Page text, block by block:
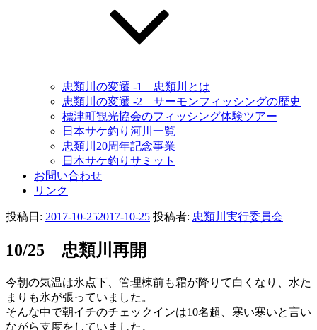
忠類川の変遷 -1 忠類川とは
忠類川の変遷 -2 サーモンフィッシングの歴史
標津町観光協会のフィッシング体験ツアー
日本サケ釣り河川一覧
忠類川20周年記念事業
日本サケ釣りサミット
お問い合わせ
リンク
投稿日: 2017-10-252017-10-25 投稿者: 忠類川実行委員会
10/25 忠類川再開
今朝の気温は氷点下、管理棟前も霜が降りて白くなり、水た
まりも氷が張っていました。
そんな中で朝イチのチェックインは10名超、寒い寒いと言い
ながら支度をしていました。